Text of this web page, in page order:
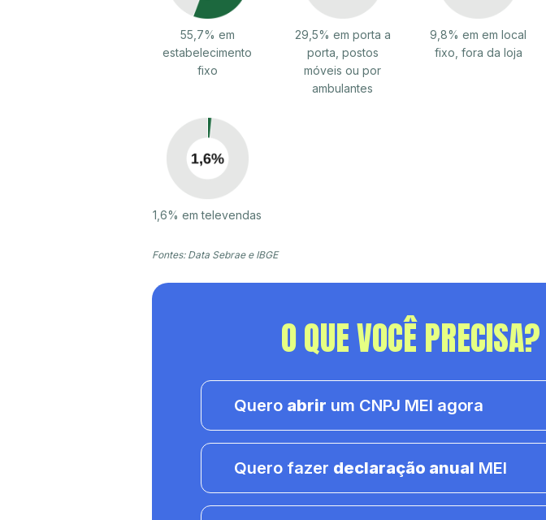
55,7% em
estabelecimento
fixo
29,5% em porta a
porta, postos
móveis ou por
ambulantes
9,8% em em local
fixo, fora da loja
1,6% em televendas
Fontes: Data Sebrae e IBGE
O QUE VOCÊ PRECISA?
Quero abrir um CNPJ MEI agora
Quero fazer declaração anual MEI